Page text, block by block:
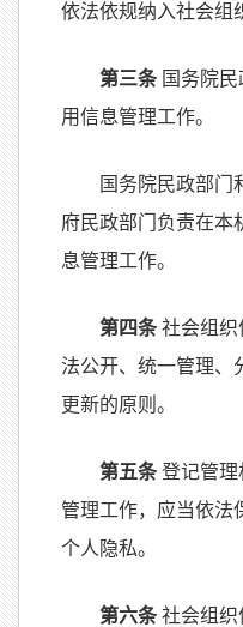
依法依规纳入社会组
第三条国务院民
用信息管理工作。
国务院民政部门
府民政部门负责在本
息管理工作。
第四条社会组织
法公开、统一管理、
更新的原则。
第五条登记管理
管理工作，应当依法
个人隐私。
第六条社会组织